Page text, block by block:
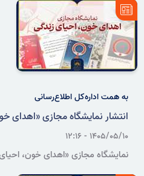
به یک قرن است که وظیفه گردآوری،
مکتوب کشور را بر عهده دارد.
به همت اداره‌کل اطلاع‌رسانی
انتشار نمایشگاه مجازی «اهدای
۱۴۰۵/۰۵/۱۰ - ۱۲:۱۶